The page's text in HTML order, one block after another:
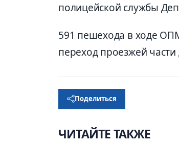
полицейской службы
591 пешехода в ходе
переход проезжей
Поделиться
ЧИТАЙТЕ ТАКЖЕ